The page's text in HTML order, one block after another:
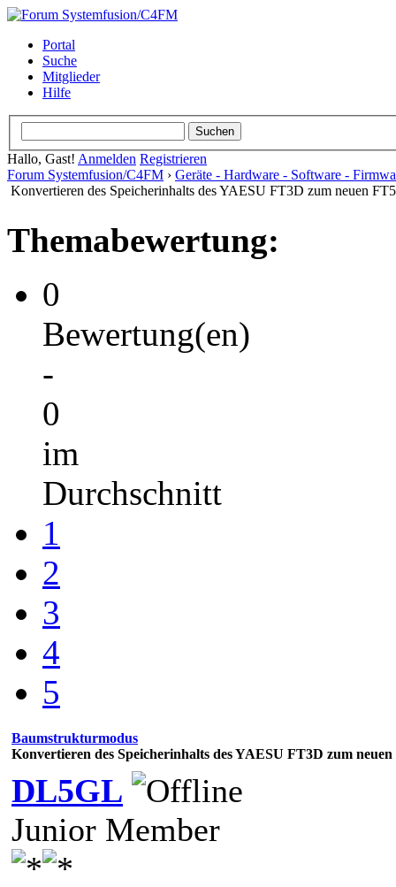
Portal
Suche
Mitglieder
Hilfe
Hallo, Gast! Anmelden Registrieren
Forum Systemfusion/C4FM › Geräte - Hardware - Software -
Konvertieren des Speicherinhalts des YAESU FT3D zum neuen
Themabewertung:
0
Bewertung(en)
-
0
im
Durchschnitt
1
2
3
4
5
Baumstrukturmodus
Konvertieren des Speicherinhalts des YAESU FT3D zum
DL5GL
Junior Member